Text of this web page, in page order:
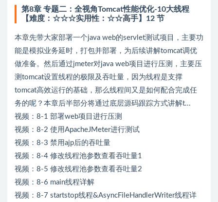
第8章 专题二：全视角Tomcat性能优化-10大线程
【难度：☆☆☆实用性：☆☆高手】12 节
本章先带大家部署一个java web的servlet测试项目，主要功
能是模拟业务延时，打包并部署，为后续讲解tomcat调优
做准备。然后通过jmeter对java web项目进行压测，主要压
测tomcat设置线程的极限及吞吐量，因为线程是支撑
tomcat高效运行的基础，那么线程间又是如何配合完成任
务的呢？本章后半部分将通过底层源码跟踪方式讲解t...
视频：8-1 部署web项目进行压测
视频：8-2 使用ApacheJMeter进行测试
视频：8-3 禁用ajp后的吞吐量
视频：8-4 修改线程池参数查看吞吐量1
视频：8-5 修改线程池参数查看吞吐量2
视频：8-6 main线程详解
视频：8-7 startstop线程&AsyncFileHandlerWriter线程详